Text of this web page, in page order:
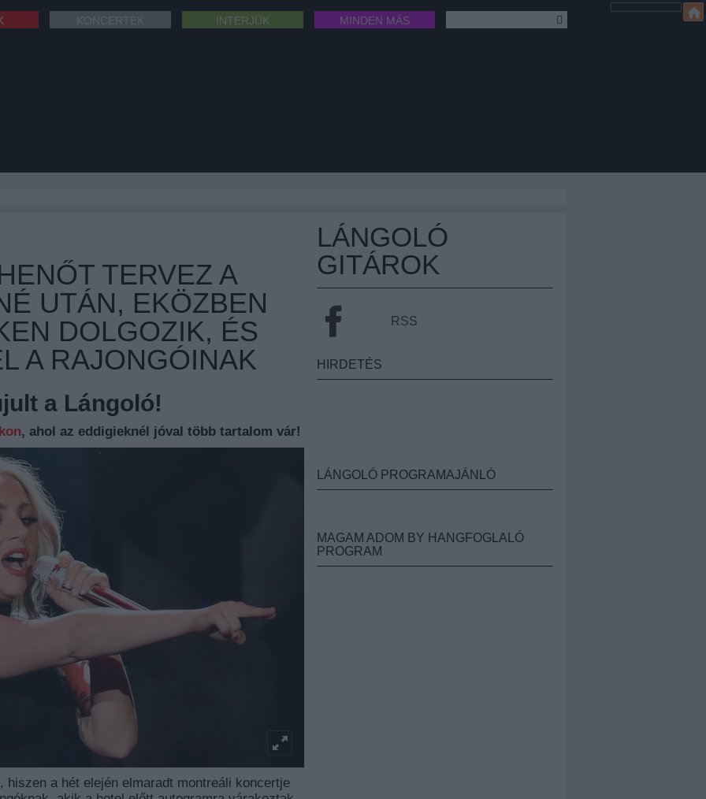
INTERJÚK MINDEN MÁS
TERVEZ A
UTÁN, EKÖZBEN
DOLGOZIK, ÉS
A RAJONGÓINAK
a Lángoló!
, ahol az eddigieknél jóval több tartalom vár!
a hét elején elmaradt montreáli koncertje
LÁNGOLÓ
GITÁROK
RSS
HIRDETÉS
LÁNGOLÓ PROGRAMAJÁNLÓ
MAGAM ADOM BY HANGFOGLALÓ
PROGRAM